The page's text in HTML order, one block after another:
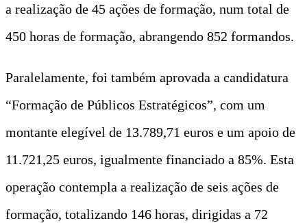
a realização de 45 ações de formação, num total de
450 horas de formação, abrangendo 852 formandos.
Paralelamente, foi também aprovada a candidatura
“Formação de Públicos Estratégicos”, com um
montante elegível de 13.789,71 euros e um apoio de
11.721,25 euros, igualmente financiado a 85%. Esta
operação contempla a realização de seis ações de
formação, totalizando 146 horas, dirigidas a 72